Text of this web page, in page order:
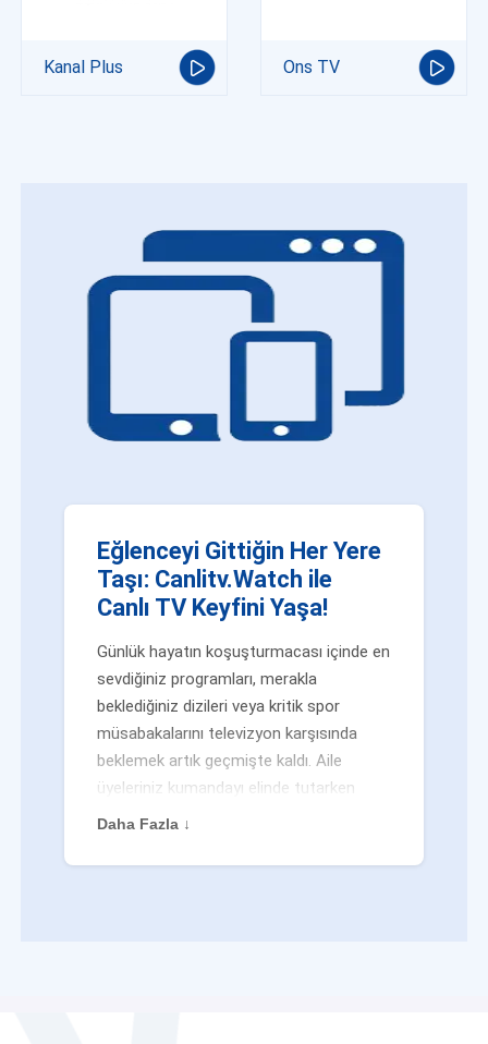
Kanal Plus Ons TV
Eğlenceyi Gittiğin Her Yere
Taşı: Canlitv.Watch ile
Canlı TV Keyfini Yaşa!
Günlük hayatın koşuşturmacası içinde en
sevdiğiniz programları, merakla
beklediğiniz dizileri veya kritik spor
müsabakalarını televizyon karşısında
beklemek artık geçmişte kaldı. Aile
üyeleriniz kumandayı elinde tutarken
veya siz evden uzaktayken bile
değilsiniz. Geleneksel yayıncılığın
Daha Fazla ↓